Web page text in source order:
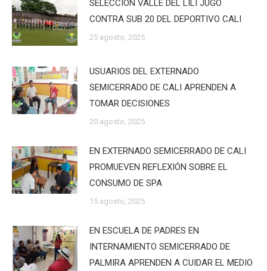
SELECCIÓN VALLE DEL LILI JUGÓ
CONTRA SUB 20 DEL DEPORTIVO CALI
25 agosto, 2025
USUARIOS DEL EXTERNADO
SEMICERRADO DE CALI APRENDEN A
TOMAR DECISIONES
20 agosto, 2025
EN EXTERNADO SEMICERRADO DE CALI
PROMUEVEN REFLEXIÓN SOBRE EL
CONSUMO DE SPA
15 agosto, 2025
EN ESCUELA DE PADRES EN
INTERNAMIENTO SEMICERRADO DE
PALMIRA APRENDEN A CUIDAR EL MEDIO